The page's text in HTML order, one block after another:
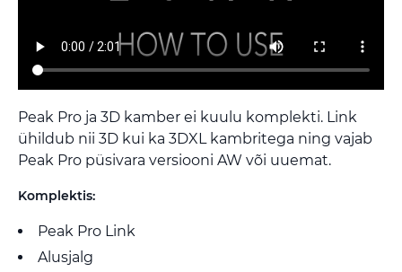
Peak Pro ja 3D kamber ei kuulu komplekti. Link
ühildub nii 3D kui ka 3DXL kambritega ning vajab
Peak Pro püsivara versiooni AW või uuemat.
Komplektis:
Peak Pro Link
Alusjalg